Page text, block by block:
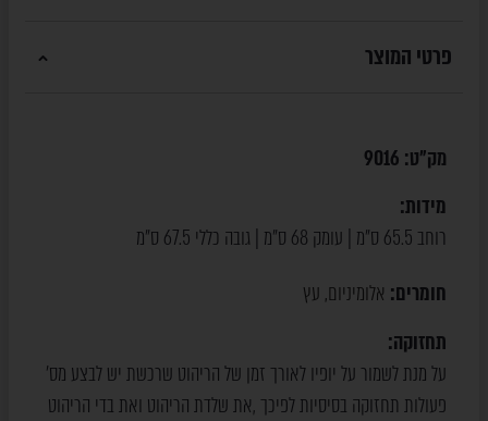
פרטי המוצר
מק"ט: 9016
מידות:
רוחב 65.5 ס"מ | עומק 68 ס"מ | גובה כללי 67.5 ס"מ
חומרים: אלומיניום, עץ
תחזוקה:
על מנת לשמור על יופיו לאורך זמן של הריהוט שרכשת יש לבצע מס’
פעולות תחזוקה בסיסיות לפיכך ,את שלדת הריהוט ואת בדי הריהוט